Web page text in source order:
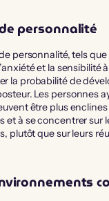
personnalité
personnalité, tels que
et la sensibilité
la probabilité de
Les personnes
être plus
et à se concentrer sur
plutôt que sur leurs